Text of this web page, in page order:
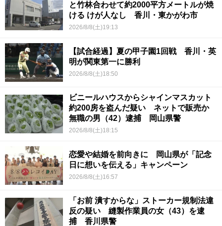
と竹林合わせて約2000平方メートルが焼
ける けが人なし 香川・東かがわ市
2026/8/8(土)19:13
【試合経過】夏の甲子園1回戦 香川・英
明が関東第一に勝利
2026/8/8(土)18:50
ビニールハウスからシャインマスカット
約200房を盗んだ疑い ネットで販売か
無職の男（42）逮捕 岡山県警
2026/8/8(土)18:15
恋愛や結婚を前向きに 岡山県が「記念
日に想いを伝える」キャンペーン
2026/8/8(土)16:57
「お前 潰すからな」ストーカー規制法違
反の疑い 縫製作業員の女（43）を逮
捕 香川県警